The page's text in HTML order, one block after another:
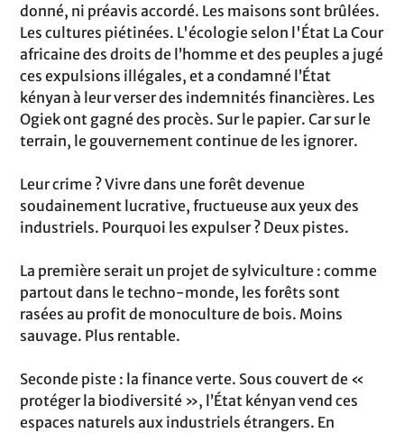
donné, ni préavis accordé. Les maisons sont brûlées.
Les cultures piétinées. L'écologie selon l'État La Cour
africaine des droits de l’homme et des peuples a jugé
ces expulsions illégales, et a condamné l’État
kényan à leur verser des indemnités financières. Les
Ogiek ont gagné des procès. Sur le papier. Car sur le
terrain, le gouvernement continue de les ignorer.
Leur crime ? Vivre dans une forêt devenue
soudainement lucrative, fructueuse aux yeux des
industriels. Pourquoi les expulser ? Deux pistes.
La première serait un projet de sylviculture : comme
partout dans le techno-monde, les forêts sont
rasées au profit de monoculture de bois. Moins
sauvage. Plus rentable.
Seconde piste : la finance verte. Sous couvert de «
protéger la biodiversité », l’État kényan vend ces
espaces naturels aux industriels étrangers. En